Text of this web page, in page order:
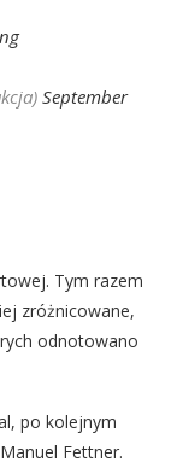
September
Tym razem
zróżnicowane,
odnotowano
po kolejnym
Fettner.